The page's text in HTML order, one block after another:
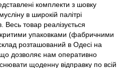
комплекти з шовку
в широкій палітрі
Весь товар реалізується
упаковками (фабричними
розташований в Одесі на
дозволяє нам оперативно
щоденну відправку по всій